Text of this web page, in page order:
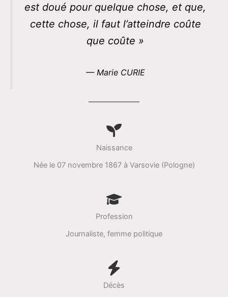
est doué pour quelque chose, et que,
cette chose, il faut l’atteindre coûte
que coûte »
— Marie CURIE
Naissance
Née le 07 novembre 1867 à Varsovie (Pologne)
Profession
Journaliste, femme politique
Décès